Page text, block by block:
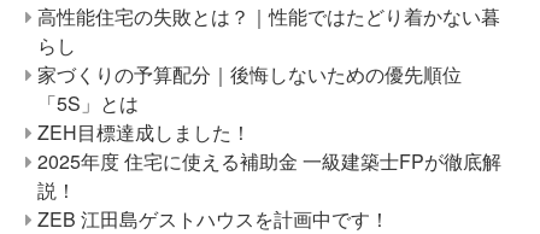
高性能住宅の失敗とは？｜性能ではたどり着かない暮
らし
家づくりの予算配分｜後悔しないための優先順位
「5S」とは
ZEH目標達成しました！
2025年度 住宅に使える補助金 一級建築士FPが徹底解
説！
ZEB 江田島ゲストハウスを計画中です！